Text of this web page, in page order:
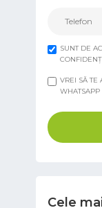
SUNT DE
VREI SĂ TE
WHATSAPP
Cele